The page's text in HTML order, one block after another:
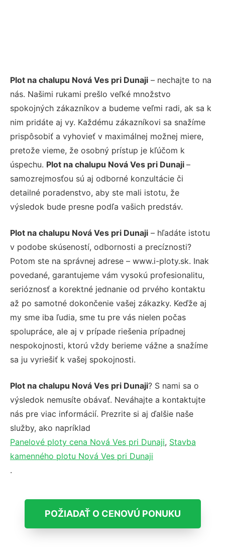
Plot na chalupu Nová Ves pri Dunaji – nechajte to na
nás. Našimi rukami prešlo veľké množstvo
spokojných zákazníkov a budeme veľmi radi, ak sa k
nim pridáte aj vy. Každému zákazníkovi sa snažíme
prispôsobiť a vyhovieť v maximálnej možnej miere,
pretože vieme, že osobný prístup je kľúčom k
úspechu. Plot na chalupu Nová Ves pri Dunaji –
samozrejmosťou sú aj odborné konzultácie či
detailné poradenstvo, aby ste mali istotu, že
výsledok bude presne podľa vašich predstáv.
Plot na chalupu Nová Ves pri Dunaji – hľadáte istotu
v podobe skúseností, odbornosti a precíznosti?
Potom ste na správnej adrese – www.i-ploty.sk. Inak
povedané, garantujeme vám vysokú profesionalitu,
serióznosť a korektné jednanie od prvého kontaktu
až po samotné dokončenie vašej zákazky. Keďže aj
my sme iba ľudia, sme tu pre vás nielen počas
spolupráce, ale aj v prípade riešenia prípadnej
nespokojnosti, ktorú vždy berieme vážne a snažíme
sa ju vyriešiť k vašej spokojnosti.
Plot na chalupu Nová Ves pri Dunaji? S nami sa o
výsledok nemusíte obávať. Neváhajte a kontaktujte
nás pre viac informácií. Prezrite si aj ďalšie naše
služby, ako napríklad
Panelové ploty cena Nová Ves pri Dunaji, Stavba
kamenného plotu Nová Ves pri Dunaji
.
POŽIADAŤ O CENOVÚ PONUKU